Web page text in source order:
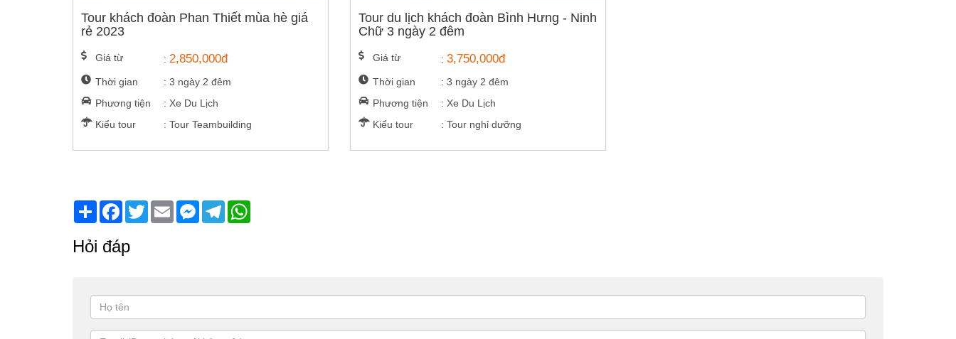
Tour khách đoàn Phan Thiết mùa hè giá
rẻ 2023
Giá từ : 2,850,000đ
Thời gian
: 3 ngày 2 đêm
Phương tiện
: Xe Du Lịch
Kiểu tour
: Tour Teambuilding
Tour du lịch khách đoàn Bình Hưng - Ninh
Chữ 3 ngày 2 đêm
Giá từ : 3,750,000đ
Thời gian
: 3 ngày 2 đêm
Phương tiện
: Xe Du Lịch
Kiểu tour
: Tour nghỉ dưỡng
Share Facebook
TwitterEmail Messenger
Telegram
Hỏi đáp